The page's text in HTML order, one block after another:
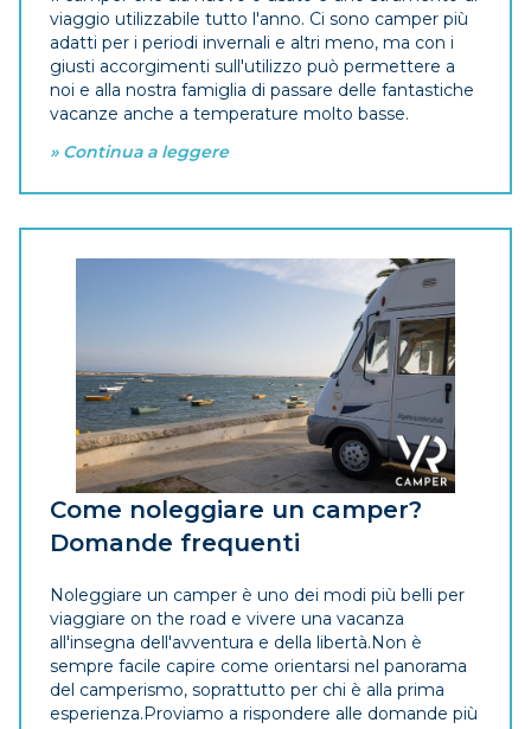
viaggio utilizzabile tutto l'anno. Ci sono camper più
adatti per i periodi invernali e altri meno, ma con i
giusti accorgimenti sull'utilizzo può permettere a
noi e alla nostra famiglia di passare delle fantastiche
vacanze anche a temperature molto basse.
» Continua a leggere
Come noleggiare un camper?
Domande frequenti
Noleggiare un camper è uno dei modi più belli per
viaggiare on the road e vivere una vacanza
all'insegna dell'avventura e della libertà.Non è
sempre facile capire come orientarsi nel panorama
del camperismo, soprattutto per chi è alla prima
esperienza.Proviamo a rispondere alle domande più